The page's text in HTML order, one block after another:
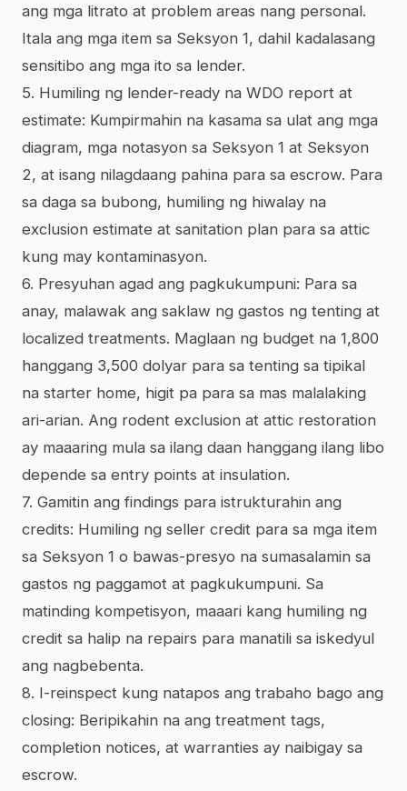
ang mga litrato at problem areas nang personal.
Itala ang mga item sa Seksyon 1, dahil kadalasang
sensitibo ang mga ito sa lender.
5. Humiling ng lender-ready na WDO report at
estimate: Kumpirmahin na kasama sa ulat ang mga
diagram, mga notasyon sa Seksyon 1 at Seksyon
2, at isang nilagdaang pahina para sa escrow. Para
sa daga sa bubong, humiling ng hiwalay na
exclusion estimate at sanitation plan para sa attic
kung may kontaminasyon.
6. Presyuhan agad ang pagkukumpuni: Para sa
anay, malawak ang saklaw ng gastos ng tenting at
localized treatments. Maglaan ng budget na 1,800
hanggang 3,500 dolyar para sa tenting sa tipikal
na starter home, higit pa para sa mas malalaking
ari-arian. Ang rodent exclusion at attic restoration
ay maaaring mula sa ilang daan hanggang ilang libo
depende sa entry points at insulation.
7. Gamitin ang findings para istrukturahin ang
credits: Humiling ng seller credit para sa mga item
sa Seksyon 1 o bawas-presyo na sumasalamin sa
gastos ng paggamot at pagkukumpuni. Sa
matinding kompetisyon, maaari kang humiling ng
credit sa halip na repairs para manatili sa iskedyul
ang nagbebenta.
8. I-reinspect kung natapos ang trabaho bago ang
closing: Beripikahin na ang treatment tags,
completion notices, at warranties ay naibigay sa
escrow.